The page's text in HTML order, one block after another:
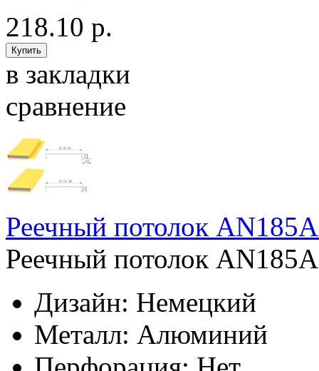
218.10 р.
в закладки
сравнение
Реечный потолок
Реечный потолок
Дизайн: Немецкий
Металл: Алюминий